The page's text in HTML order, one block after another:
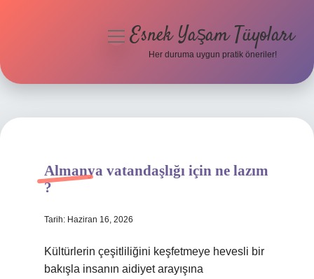
Hakkımızda
menüyüEsnek Yaşam Tüyoları
Her duruma uygun pratik öneriler!
Almanya vatandaşlığı için ne lazım
?
Tarih: Haziran 16, 2026
Kültürlerin çeşitliliğini keşfetmeye hevesli bir
bakışla insanın aidiyet arayışına